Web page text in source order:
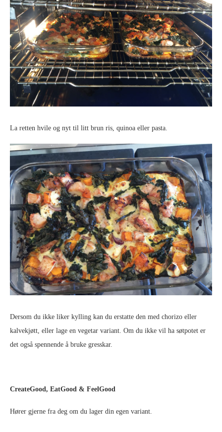
La retten hvile og nyt til litt brun ris, quinoa eller pasta.
Dersom du ikke liker kylling kan du erstatte den med chorizo eller
kalvekjøtt, eller lage en vegetar variant. Om du ikke vil ha søtpotet er
det også spennende å bruke gresskar.
CreateGood, EatGood & FeelGood
Hører gjerne fra deg om du lager din egen variant.